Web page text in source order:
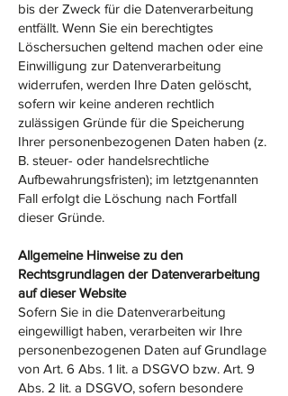
bis der Zweck für die Datenverarbeitung
entfällt. Wenn Sie ein berechtigtes
Löschersuchen geltend machen oder eine
Einwilligung zur Datenverarbeitung
widerrufen, werden Ihre Daten gelöscht,
sofern wir keine anderen rechtlich
zulässigen Gründe für die Speicherung
Ihrer personenbezogenen Daten haben (z.
B. steuer- oder handelsrechtliche
Aufbewahrungsfristen); im letztgenannten
Fall erfolgt die Löschung nach Fortfall
dieser Gründe.
Allgemeine Hinweise zu den
Rechtsgrundlagen der Datenverarbeitung
auf dieser Website
Sofern Sie in die Datenverarbeitung
eingewilligt haben, verarbeiten wir Ihre
personenbezogenen Daten auf Grundlage
von Art. 6 Abs. 1 lit. a DSGVO bzw. Art. 9
Abs. 2 lit. a DSGVO, sofern besondere